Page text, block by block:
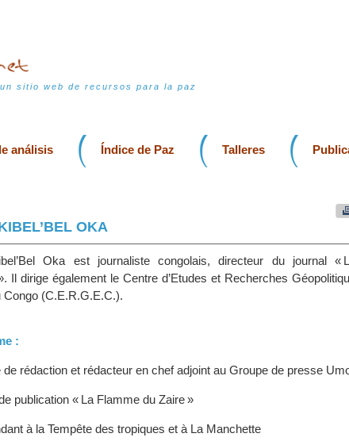
un sitio web de recursos para la paz
análisis Índice de Paz Talleres
OKA
Oka est journaliste congolais, directeur du journal «
Il dirige également le Centre d’Etudes et Recherches
Congo (C.E.R.G.E.C.).
:
rédaction et rédacteur en chef adjoint au Groupe de presse
publication « La Flamme du Zaire »
à la Tempête des tropiques et à La Manchette